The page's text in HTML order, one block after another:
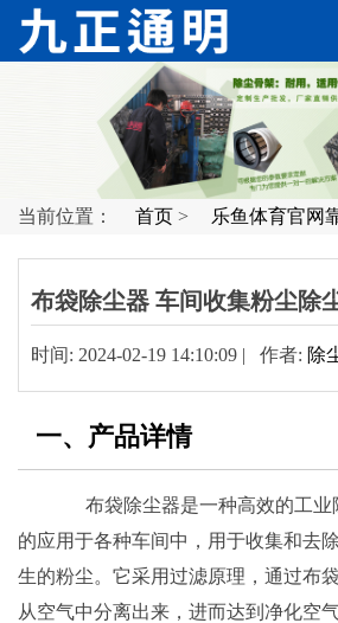
当前位置： 首页 > 乐鱼体育官网
布袋除尘器 车间收集粉尘除
时间: 2024-02-19 14:10:09 | 作者: 除
一、产品详情
布袋除尘器是一种高效的工业
的应用于各种车间中，用于收集和去
生的粉尘。它采用过滤原理，通过布
从空气中分离出来，进而达到净化空